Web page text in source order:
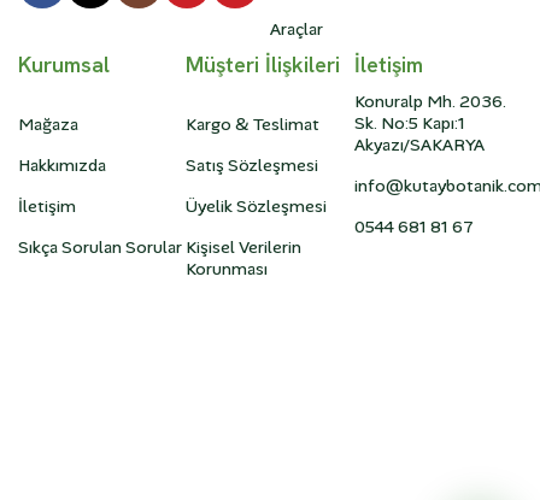
Araçlar
Kurumsal
Mağaza
Hakkımızda
İletişim
Sıkça Sorulan Sorular
Müşteri İlişkileri
Kargo & Teslimat
Satış Sözleşmesi
Üyelik Sözleşmesi
Kişisel Verilerin
Korunması
İletişim
Konuralp Mh. 2036.
Sk. No:5 Kapı:1
Akyazı/SAKARYA
0544 681 81 67